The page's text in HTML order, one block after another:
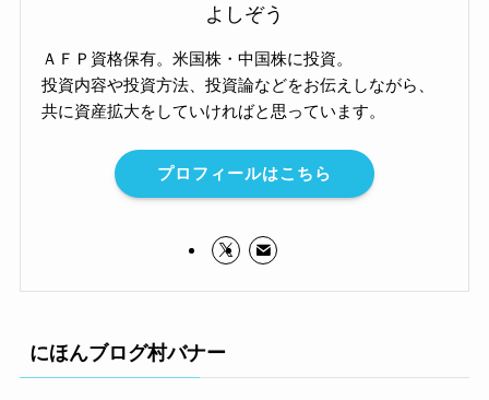
よしぞう
ＡＦＰ資格保有。米国株・中国株に投資。
投資内容や投資方法、投資論などをお伝えしながら、
共に資産拡大をしていければと思っています。
プロフィールはこちら
にほんブログ村バナー